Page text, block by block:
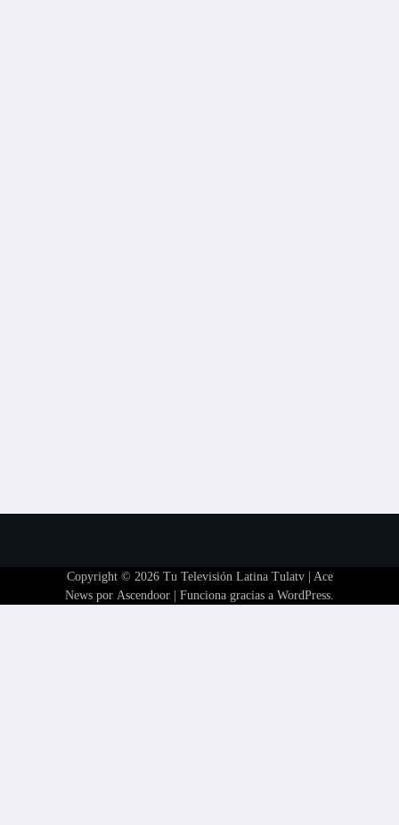
Copyright © 2026 Tu Televisión Latina Tulatv| Ace
News por Ascendoor | Funciona gracias a WordPress.